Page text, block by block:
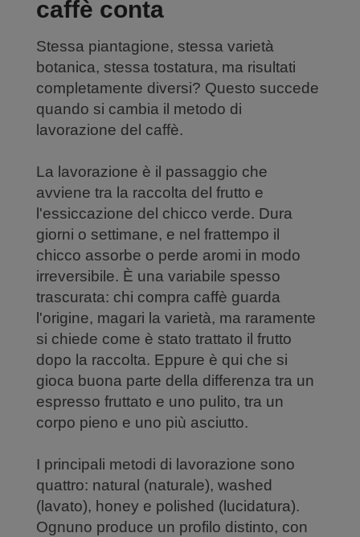
caffè conta
Stessa piantagione, stessa varietà
botanica, stessa tostatura, ma risultati
completamente diversi? Questo succede
quando si cambia il metodo di
lavorazione del caffè.
La lavorazione è il passaggio che
avviene tra la raccolta del frutto e
l'essiccazione del chicco verde. Dura
giorni o settimane, e nel frattempo il
chicco assorbe o perde aromi in modo
irreversibile. È una variabile spesso
trascurata: chi compra caffè guarda
l'origine, magari la varietà, ma raramente
si chiede come è stato trattato il frutto
dopo la raccolta. Eppure è qui che si
gioca buona parte della differenza tra un
espresso fruttato e uno pulito, tra un
corpo pieno e uno più asciutto.
I principali metodi di lavorazione sono
quattro: natural (naturale), washed
(lavato), honey e polished (lucidatura).
Ognuno produce un profilo distinto, con